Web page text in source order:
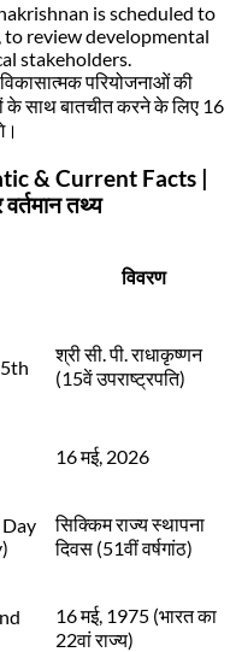
is scheduled to
review developmental
stakeholders.
विकासात्मक परियोजनाओं की
के साथ बातचीत करने के लिए 16
& Current Facts |
तथ्य
विवरण
श्री सी. पी. राधाकृष्णन
(15वें उपराष्ट्रपति)
16 मई, 2026
सिक्किम राज्य स्थापना
दिवस (51वीं वर्षगांठ)
16 मई, 1975 (भारत का
22वां राज्य)